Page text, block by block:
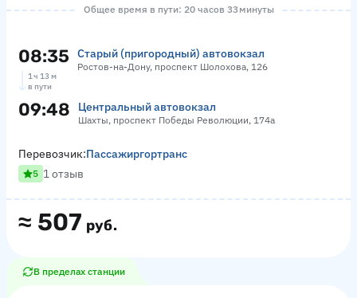
Общее время в пути: 20 часов 33 минуты
08:35 Старый (пригородный) автовокзал
Ростов-на-Дону, проспект Шолохова, 126
1 ч 13 м
в пути
09:48 Центральный автовокзал
Шахты, проспект Победы Революции, 174а
≈ 507 руб.
Перевозчик:Пассажиргортранс
5 1 отзыв
В пределах станции